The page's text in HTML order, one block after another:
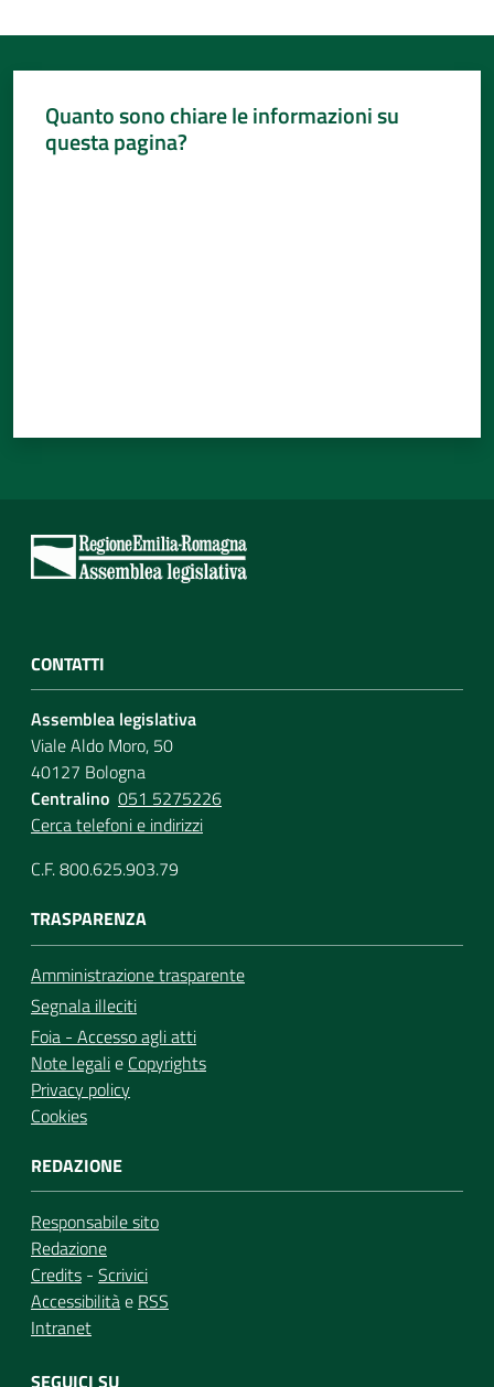
Quanto sono chiare le informazioni su
questa pagina?
CONTATTI
Assemblea legislativa
Viale Aldo Moro, 50
40127 Bologna
Centralino 051 5275226
Cerca telefoni e indirizzi
C.F. 800.625.903.79
TRASPARENZA
Amministrazione trasparente
Segnala illeciti
Foia - Accesso agli atti
Note legalie Copyrights
Privacy policy
Cookies
REDAZIONE
Responsabile sito
Redazione
Credits - Scrivici
Accessibilitàe RSS
Intranet
SEGUICI SU